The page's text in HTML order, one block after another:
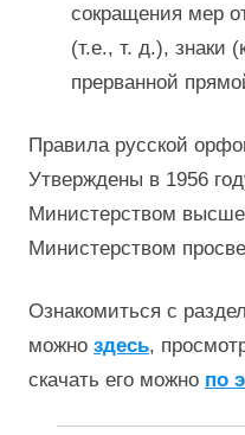
сокращения мер
(т.е., т. д.), знаки
прерванной
Правила русской
Утверждены в 1956
Министерством
Министерством
Ознакомиться с
можно здесь,
скачать его можно по